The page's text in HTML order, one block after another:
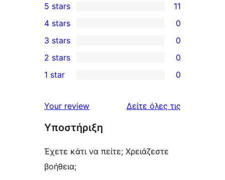
11
5-
star
reviews
5 stars 11
4-
star
reviews
4 stars 0
0
3-
star
3 stars 0
2-
reviews
2 stars 0
star
reviews
1 star 0
Your review Δείτε όλες τις
Υποστήριξη
Έχετε κάτι να πείτε; Χρειάζεστε
βοήθεια;